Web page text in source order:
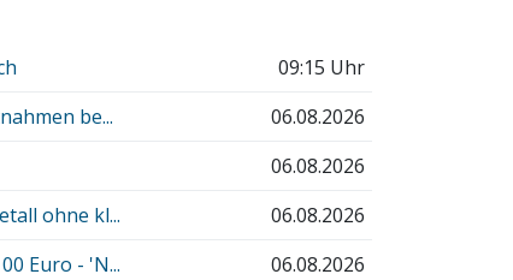
09:15 Uhr
be...
06.08.2026
06.08.2026
ohne kl...
06.08.2026
Euro - 'N...
06.08.2026